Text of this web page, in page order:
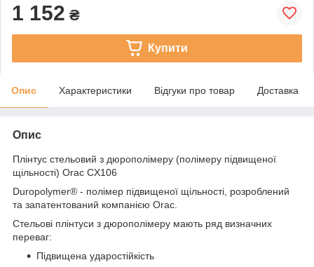
1 152 ₴
Купити
Опис Характеристики Відгуки про товар Доставка
Опис
Плінтус стельовий з дюрополімеру (полімеру підвищеної
щільності) Orac CX106
Duropolymer® - полімер підвищеної щільності, розроблений
та запатентований компанією Orac.
Стельові плінтуси з дюрополімеру мають ряд визначних
переваг:
Підвищена ударостійкість